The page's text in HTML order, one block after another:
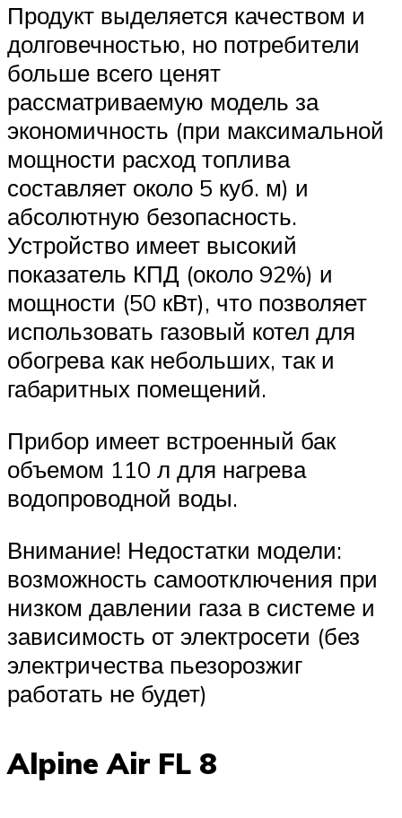
Продукт выделяется качеством и
долговечностью, но потребители
больше всего ценят
рассматриваемую модель за
экономичность (при максимальной
мощности расход топлива
составляет около 5 куб. м) и
абсолютную безопасность.
Устройство имеет высокий
показатель КПД (около 92%) и
мощности (50 кВт), что позволяет
использовать газовый котел для
обогрева как небольших, так и
габаритных помещений.
Прибор имеет встроенный бак
объемом 110 л для нагрева
водопроводной воды.
Внимание! Недостатки модели:
возможность самоотключения при
низком давлении газа в системе и
зависимость от электросети (без
электричества пьезорозжиг
работать не будет)
Alpine Air FL 8